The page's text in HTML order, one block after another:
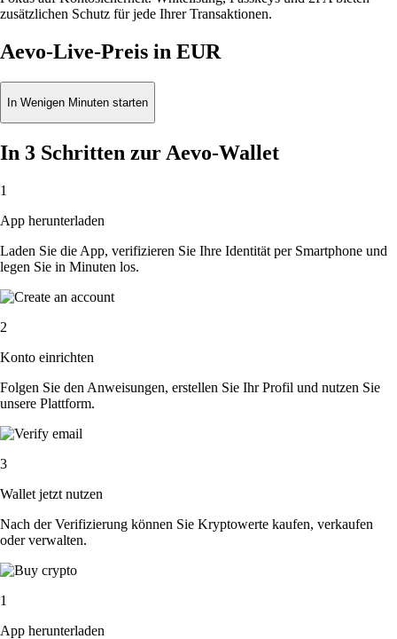
zusätzlichen Schutz für jede Ihrer Transaktionen.
Aevo-Live-Preis in EUR
In Wenigen Minuten starten
In 3 Schritten zur Aevo-Wallet
1
App herunterladen
Laden Sie die App, verifizieren Sie Ihre Identität per Smartphone und
legen Sie in Minuten los.
2
Konto einrichten
Folgen Sie den Anweisungen, erstellen Sie Ihr Profil und nutzen Sie
unsere Plattform.
3
Wallet jetzt nutzen
Nach der Verifizierung können Sie Kryptowerte kaufen, verkaufen
oder verwalten.
1
App herunterladen